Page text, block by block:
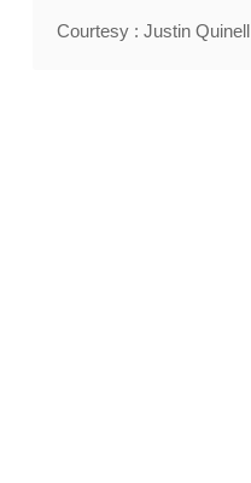
Courtesy : Justin Quinell